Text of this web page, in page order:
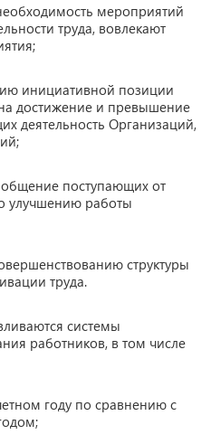
мероприятий
труда, вовлекают
инициативной позиции
достижение и превышение
деятельность Организаций,
поступающих от
улучшению работы
структуры
труда.
системы
работников, в том числе
году по сравнению с